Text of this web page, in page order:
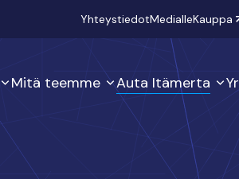
YhteystiedotMedialleKauppa
Mitä teemme Auta Itämerta